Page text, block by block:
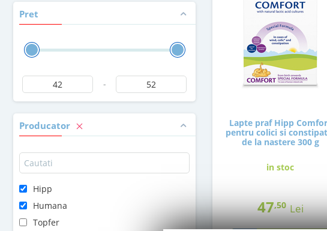
Pret
-
Producator
Hipp
Humana
Topfer
Lapte praf Hipp
pentru colici si
de la nastere 300 g
in stoc
47,50 Lei